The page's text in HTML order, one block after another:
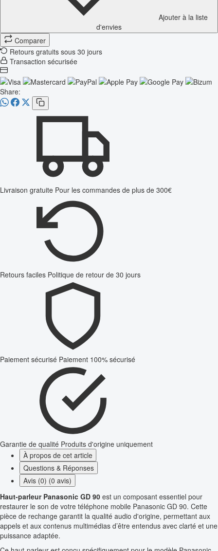
Ajouter à la liste
d'envies
Comparer
Retours gratuits sous 30 jours
Transaction sécurisée
Share:
Livraison gratuite Pour les commandes de plus de 300€
Retours faciles Politique de retour de 30 jours
Paiement sécurisé Paiement 100% sécurisé
Garantie de qualité Produits d'origine uniquement
À propos de cet article
Questions & Réponses
Avis (0) (0 avis)
Haut-parleur Panasonic GD 90 est un composant essentiel pour
restaurer le son de votre téléphone mobile Panasonic GD 90. Cette
pièce de rechange garantit la qualité audio d'origine, permettant aux
appels et aux contenus multimédias d’être entendus avec clarté et une
puissance adaptée.